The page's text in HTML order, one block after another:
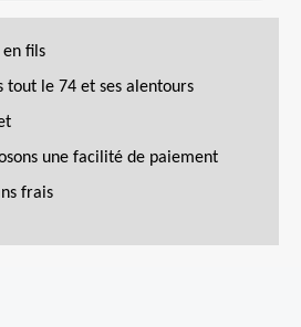
fils
tout le 74 et ses alentours
une facilité de paiement
frais